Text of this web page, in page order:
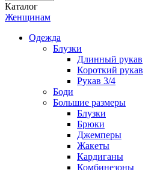
Каталог
Женщинам
Одежда
Блузки
Длинный рукав
Короткий рукав
Рукав 3/4
Боди
Большие размеры
Блузки
Брюки
Джемперы
Жакеты
Кардиганы
Комбинезоны